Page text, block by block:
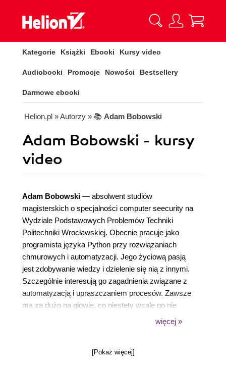
Kategorie Książki Ebooki Kursy video
Audiobooki Promocje Nowości Bestsellery
Darmowe ebooki
Helion.pl » Autorzy » 📚 Adam Bobowski
Adam Bobowski - kursy
video
Adam Bobowski — absolwent studiów
magisterskich o specjalności computer seecurity na
Wydziale Podstawowych Problemów Techniki
Politechniki Wrocławskiej. Obecnie pracuje jako
programista języka Python przy rozwiązaniach
chmurowych i automatyzacji. Jego życiową pasją
jest zdobywanie wiedzy i dzielenie się nią z innymi.
Szczególnie interesują go zagadnienia związane z
automatyzacją i upraszczaniem procesów. Zawsze
ma za dużo na głowie, co niestety wcale go nie
więcej »
[Pokaż więcej]